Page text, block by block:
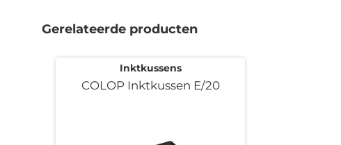
het
afbeeldingen-
Gerelateerde producten
Inktkussens
COLOP Inktkussen E/20